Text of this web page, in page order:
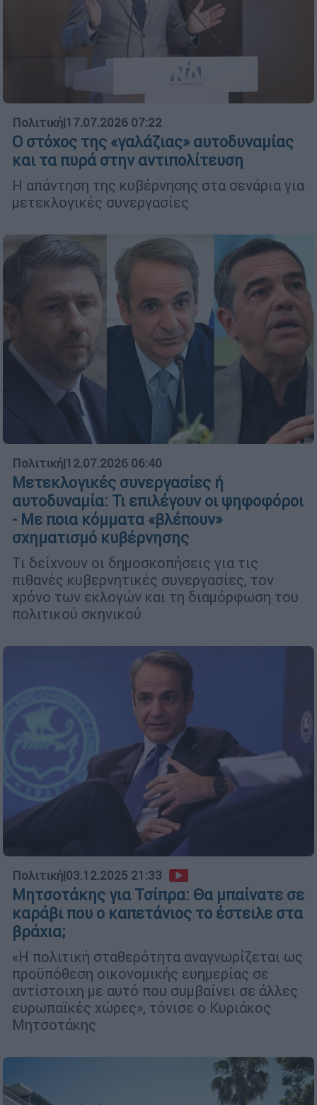
Πολιτική|17.07.2026 07:22
Ο στόχος της «γαλάζιας» αυτοδυναμίας
και τα πυρά στην αντιπολίτευση
Η απάντηση της κυβέρνησης στα σενάρια για
μετεκλογικές συνεργασίες
Πολιτική|12.07.2026 06:40
Μετεκλογικές συνεργασίες ή
αυτοδυναμία: Τι επιλέγουν οι ψηφοφόροι
- Με ποια κόμματα «βλέπουν»
σχηματισμό κυβέρνησης
Τι δείχνουν οι δημοσκοπήσεις για τις
πιθανές κυβερνητικές συνεργασίες, τον
χρόνο των εκλογών και τη διαμόρφωση του
πολιτικού σκηνικού
Πολιτική|03.12.2025 21:33
Μητσοτάκης για Τσίπρα: Θα μπαίνατε σε
καράβι που ο καπετάνιος το έστειλε στα
βράχια;
«Η πολιτική σταθερότητα αναγνωρίζεται ως
προϋπόθεση οικονομικής ευημερίας σε
αντίστοιχη με αυτό που συμβαίνει σε άλλες
ευρωπαϊκές χώρες», τόνισε ο Κυριάκος
Μητσοτάκης